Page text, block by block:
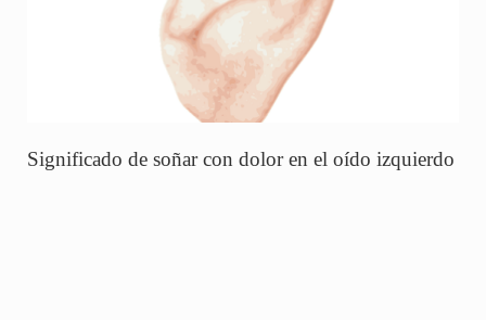
Significado de soñar con dolor en el oído izquierdo